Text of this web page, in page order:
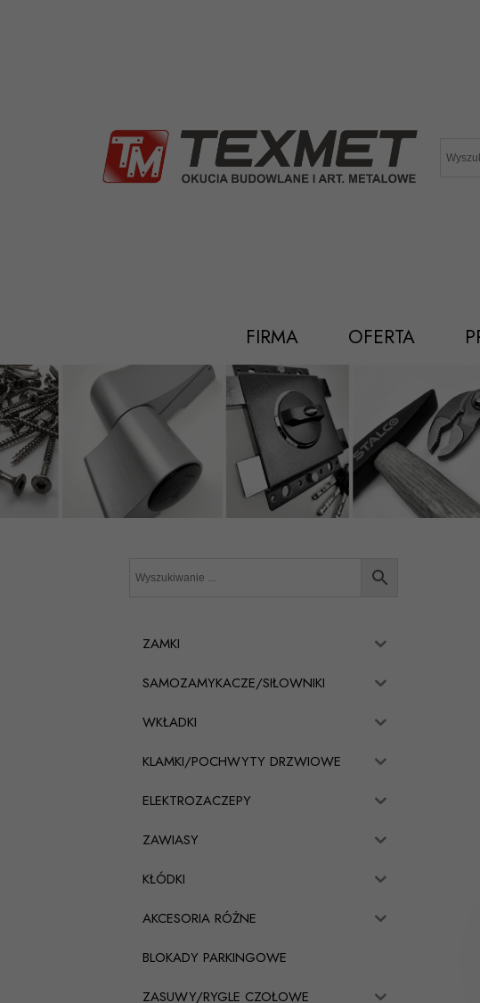
FIRMA OFERTA
ZAMKI
SAMOZAMYKACZE/SIŁOWNIKI
WKŁADKI
KLAMKI/POCHWYTY DRZWIOWE
ELEKTROZACZEPY
ZAWIASY
KŁÓDKI
AKCESORIA RÓŻNE
BLOKADY PARKINGOWE
ZASUWY/RYGLE CZOŁOWE